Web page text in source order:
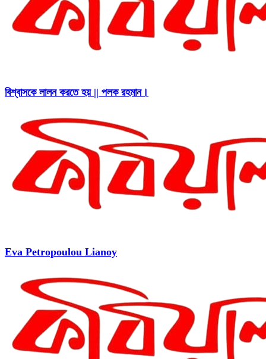
বিশ্বাসকে লালন করতে হয় || পলক রহমান।
Eva Petropoulou Lianoy